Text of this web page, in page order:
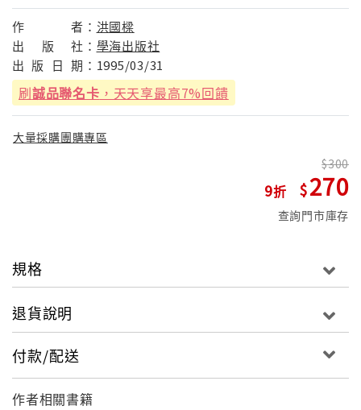
作 者： 洪國樑
出
版 社： 學海出版社
出 版 日 期： 1995/03/31
刷誠品聯名卡 ，天天享最高7%回饋
大量採購團購專區
9
300
270
查詢門市庫存
規格
退貨說明
付款/配送
作者相關書籍